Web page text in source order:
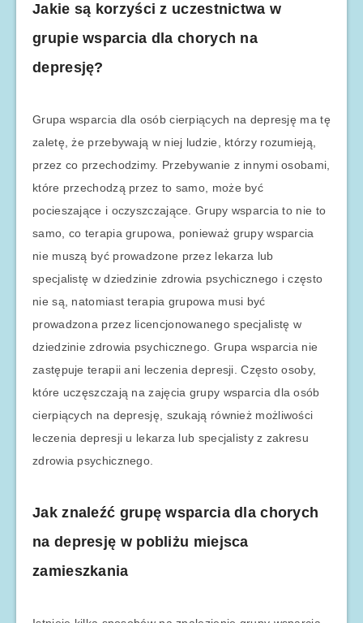
Jakie są korzyści z uczestnictwa w
grupie wsparcia dla chorych na
depresję?
Grupa wsparcia dla osób cierpiących na depresję ma tę
zaletę, że przebywają w niej ludzie, którzy rozumieją,
przez co przechodzimy. Przebywanie z innymi osobami,
które przechodzą przez to samo, może być
pocieszające i oczyszczające. Grupy wsparcia to nie to
samo, co terapia grupowa, ponieważ grupy wsparcia
nie muszą być prowadzone przez lekarza lub
specjalistę w dziedzinie zdrowia psychicznego i często
nie są, natomiast terapia grupowa musi być
prowadzona przez licencjonowanego specjalistę w
dziedzinie zdrowia psychicznego. Grupa wsparcia nie
zastępuje terapii ani leczenia depresji. Często osoby,
które uczęszczają na zajęcia grupy wsparcia dla osób
cierpiących na depresję, szukają również możliwości
leczenia depresji u lekarza lub specjalisty z zakresu
zdrowia psychicznego.
Jak znaleźć grupę wsparcia dla chorych
na depresję w pobliżu miejsca
zamieszkania